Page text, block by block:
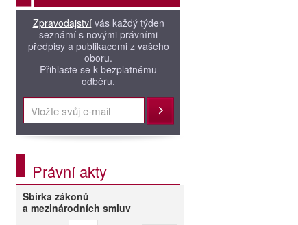
Zpravodajstvívás každý týden
seznámí s novými právními
předpisy a publikacemi z vašeho
oboru.
Přihlaste se k bezplatnému
odběru.
Přihlásit
Právní akty
Sbírka zákonů
a mezinárodních smluv